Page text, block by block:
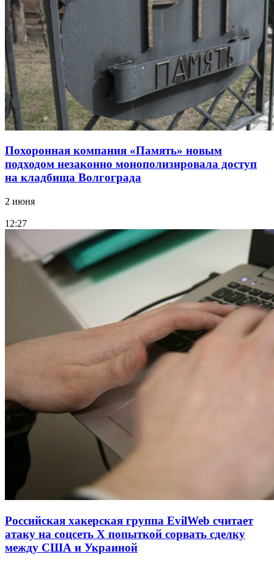
Похоронная компания «Память» новым
подходом незаконно монополизировала доступ
на кладбища Волгограда
2 июня
12:27
Российская хакерская группа EvilWeb считает
атаку на соцсеть Х попыткой сорвать сделку
между США и Украиной